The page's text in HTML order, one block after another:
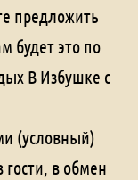
предложить
будет это по
В Избушке с
(условный)
гости, в обмен